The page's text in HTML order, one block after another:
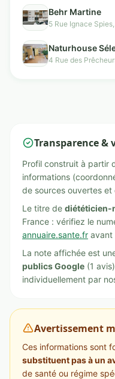
Behr Martine
5 Rue Ignace
Naturhouse
4 Rue des
Transparence &
Profil construit à partir
informations
de sources ouvertes et
Le titre de
France : vérifiez le
annuaire.sante.fr avant
La note affichée est
publics Google (1
individuellement par
Avertissement
Ces informations sont
substituent pas à un
de santé ou régime